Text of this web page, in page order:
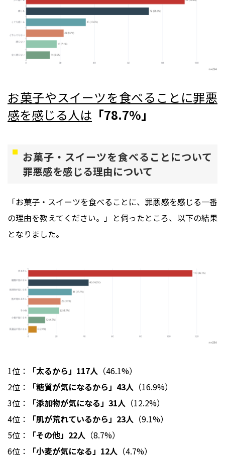
お菓子やスイーツを食べることに罪悪
感を感じる人は 「78.7%」
お菓子・スイーツを食べることについて
罪悪感を感じる理由について
「お菓子・スイーツを食べることに、罪悪感を感じる一番
の理由を教えてください。」と伺ったところ、以下の結果
となりました。
1位： 「太るから」117人 （46.1%）
2位：
「糖質が気になるから」43人 （16.9%）
3位：
「添加物が気になる」31人 （12.2%）
4位：
「肌が荒れているから」23人 （9.1%）
5位：
「その他」22人 （8.7%）
6位：
「小麦が気になる」12人 （4.7%）